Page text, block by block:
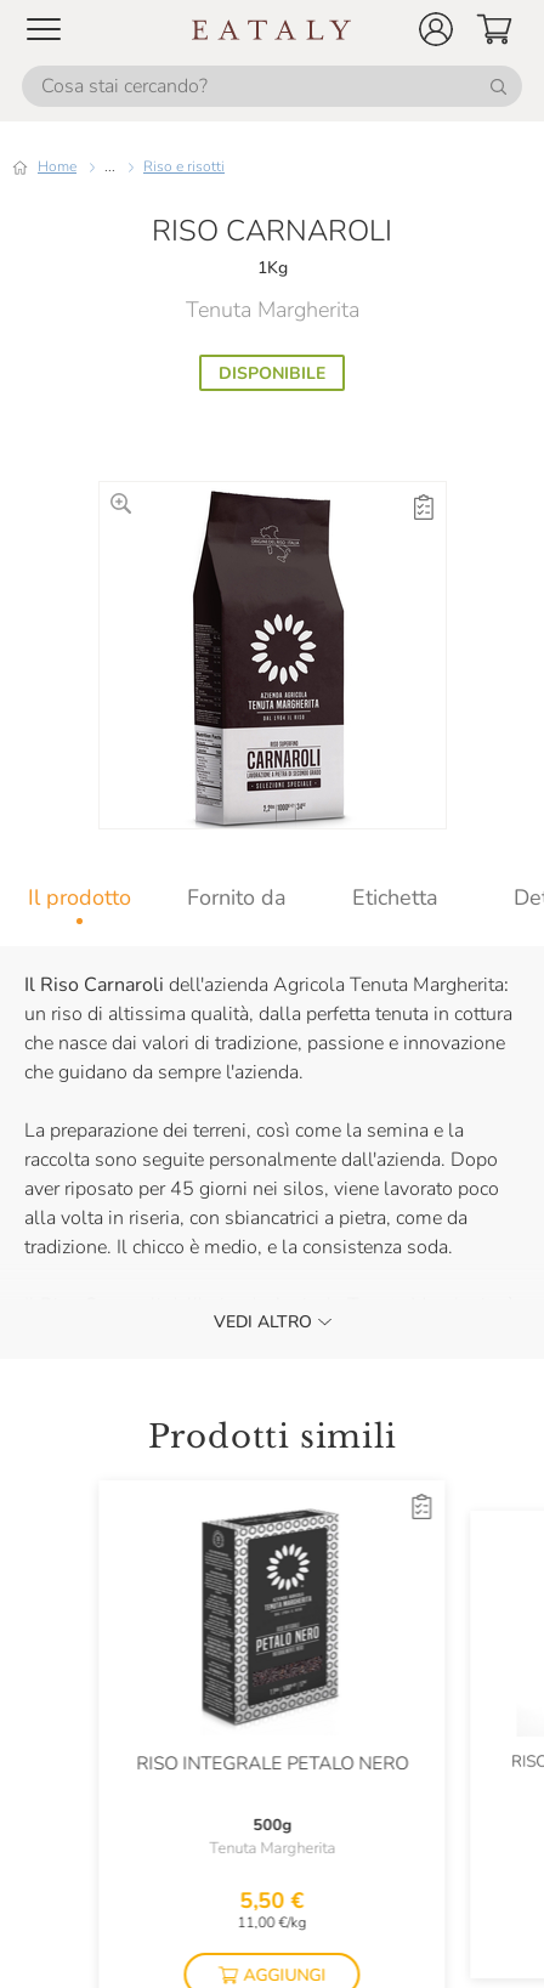
Home ... Riso e risotti
RISO CARNAROLI
1Kg
Tenuta Margherita
DISPONIBILE
Il prodotto Fornito da Etichetta
Il Riso Carnaroli dell'azienda Agricola Tenuta Margherita:
un riso di altissima qualità, dalla perfetta tenuta in cottura
che nasce dai valori di tradizione, passione e innovazione
che guidano da sempre l'azienda.
La preparazione dei terreni, così come la semina e la
raccolta sono seguite personalmente dall'azienda. Dopo
aver riposato per 45 giorni nei silos, viene lavorato poco
alla volta in riseria, con sbiancatrici a pietra, come da
tradizione. Il chicco è medio, e la consistenza soda.
ideale per la preparazione di risotti cremosi, insalate di riso
VEDI ALTRO
Prodotti simili
RISO INTEGRALE PETALO NERO
500g
Tenuta Margherita
5,50 €
11,00 €/kg
AGGIUNGI